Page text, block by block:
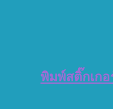
พิมพ์สติ๊กเกอ